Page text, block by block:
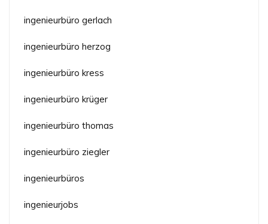
ingenieurbüro gerlach
ingenieurbüro herzog
ingenieurbüro kress
ingenieurbüro krüger
ingenieurbüro thomas
ingenieurbüro ziegler
ingenieurbüros
ingenieurjobs